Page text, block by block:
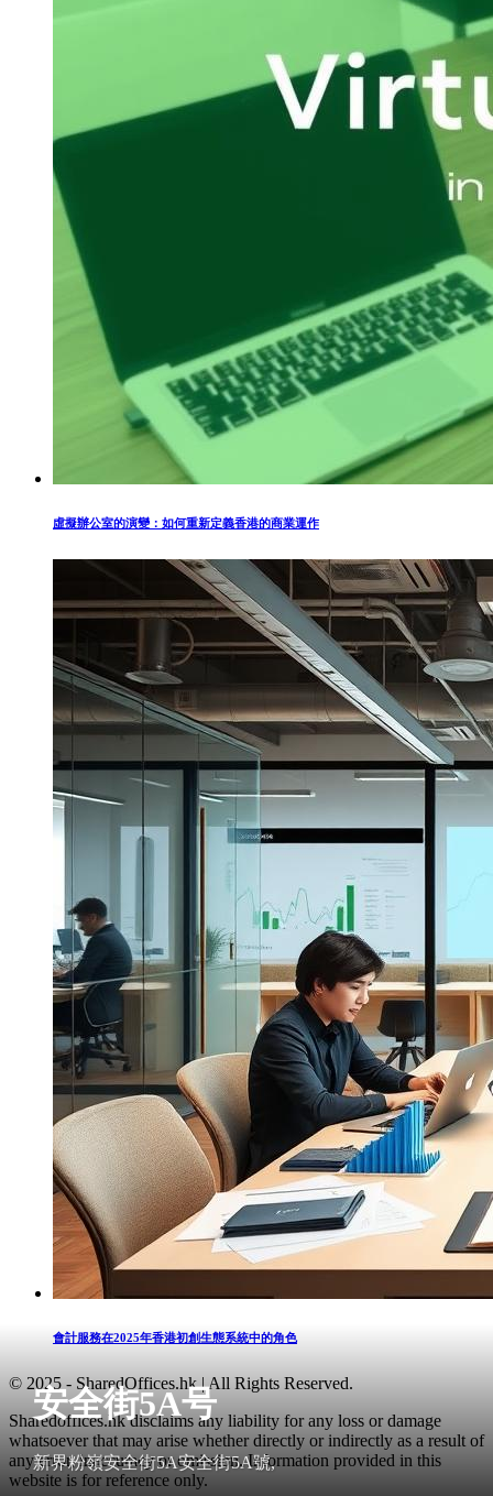
安全街5A号
新界粉嶺安全街5A安全街5A號,
虛擬辦公室的演變：如何重新定義香港的商業運作
會計服務在2025年香港初創生態系統中的角色
© 2025 - SharedOffices.hk | All Rights Reserved.
Sharedoffices.hk disclaims any liability for any loss or damage
whatsoever that may arise whether directly or indirectly as a result of
any error, inaccuracy or omission. Information provided in this
website is for reference only.